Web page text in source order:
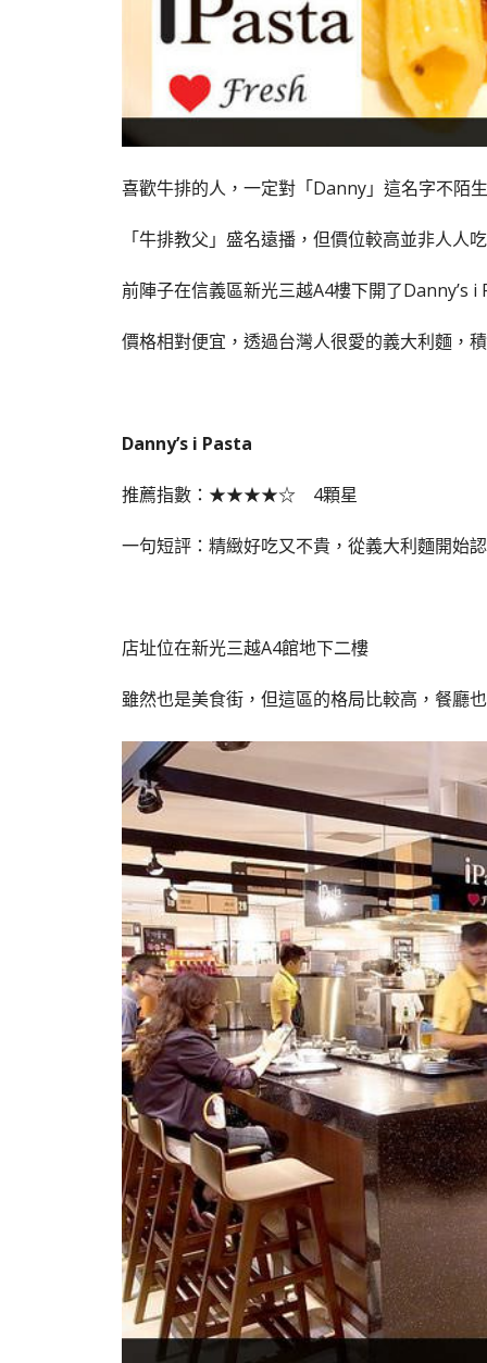
喜歡牛排的人，一定對「Danny」這名字不陌生
「牛排教父」盛名遠播，但價位較高並非人人
前陣子在信義區新光三越A4樓下開了Danny’s i
價格相對便宜，透過台灣人很愛的義大利麵，
Danny’s i Pasta
推薦指數：★★★★☆ 4顆星
一句短評：精緻好吃又不貴，從義大利麵開始
店址位在新光三越A4館地下二樓
雖然也是美食街，但這區的格局比較高，餐廳